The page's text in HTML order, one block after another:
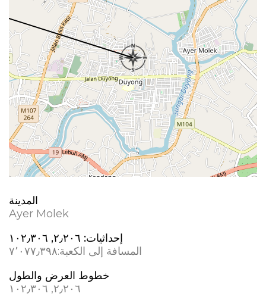
المدينة
Ayer Molek
إحداثيات: ٢٫٢٠٦, ١٠٢٫٣٠٦
المسافة إلى الكعبة:٧٬٠٧٧٫٣٩٨
خطوط العرض والطول
٢٫٢٠٦, ١٠٢٫٣٠٦